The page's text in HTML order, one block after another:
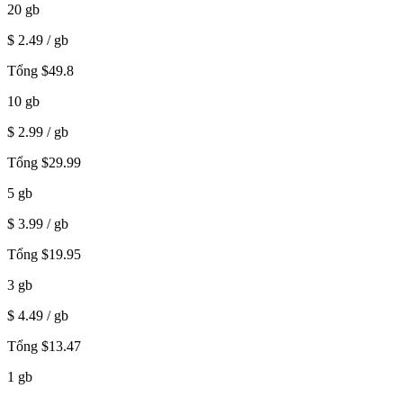
20 gb
$ 2.49 / gb
Tổng $49.8
10 gb
$ 2.99 / gb
Tổng $29.99
5 gb
$ 3.99 / gb
Tổng $19.95
3 gb
$ 4.49 / gb
Tổng $13.47
1 gb